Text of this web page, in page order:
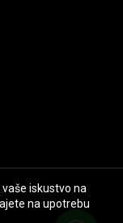
iskustvo na
na upotrebu